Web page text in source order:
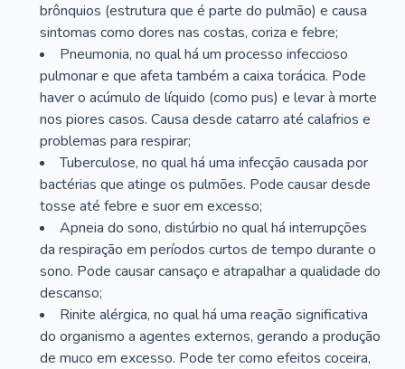
brônquios (estrutura que é parte do pulmão) e causa
sintomas como dores nas costas, coriza e febre;
Pneumonia, no qual há um processo infeccioso
pulmonar e que afeta também a caixa torácica. Pode
haver o acúmulo de líquido (como pus) e levar à morte
nos piores casos. Causa desde catarro até calafrios e
problemas para respirar;
Tuberculose, no qual há uma infecção causada por
bactérias que atinge os pulmões. Pode causar desde
tosse até febre e suor em excesso;
Apneia do sono, distúrbio no qual há interrupções
da respiração em períodos curtos de tempo durante o
sono. Pode causar cansaço e atrapalhar a qualidade do
descanso;
Rinite alérgica, no qual há uma reação significativa
do organismo a agentes externos, gerando a produção
de muco em excesso. Pode ter como efeitos coceira,